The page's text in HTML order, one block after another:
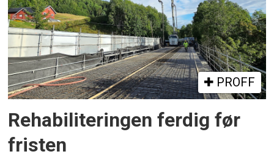
PROFF
Rehabiliteringen ferdig før
fristen